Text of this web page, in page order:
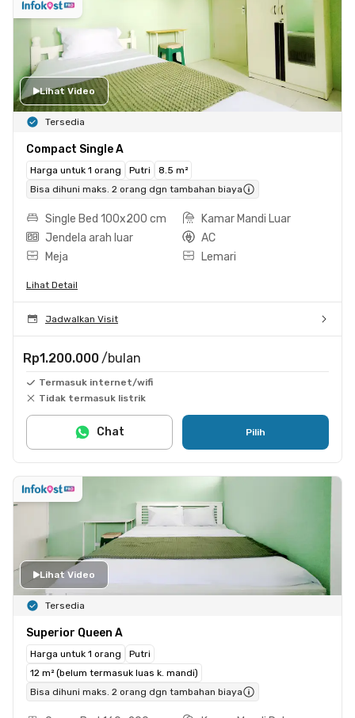
Lihat Video
Tersedia
Compact Single A
Harga untuk 1 orang Putri
8.5 m²
Bisa dihuni maks. 2 orang dgn tambahan biaya
Single Bed 100x200 cm
Kamar Mandi Luar
Jendela arah luar
AC
Meja
Lemari
Lihat Detail
Jadwalkan Visit
Rp1.200.000 /bulan
Termasuk internet/wifi
Tidak termasuk listrik
Pilih
Chat
Lihat Video
Tersedia
Superior Queen A
Harga untuk 1 orang
Putri
12 m² (belum termasuk luas k. mandi)
Bisa dihuni maks. 2 orang dgn tambahan biaya